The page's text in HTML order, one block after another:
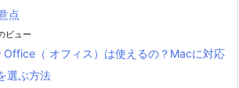
点
ビュー
Office（ オフィス）は使えるの？Macに対応
選ぶ方法